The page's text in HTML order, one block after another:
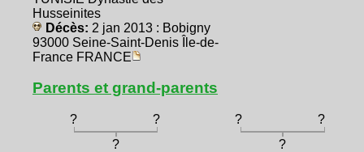
Husseinites
Décès: 2 jan 2013 : Bobigny
93000 Seine-Saint-Denis Île-de-
France FRANCE
Parents et grand-parents
? ? ?
?
?
?